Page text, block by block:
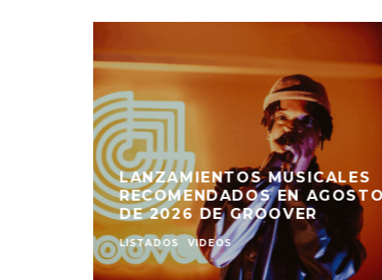
AZULLA LANZA TRIPLE
SENCILLO: DONDE EL ROCK
INDEPENDIENTE
REGIOMONTANO ENCUENTRA
SU VOZ
NOTICIAS